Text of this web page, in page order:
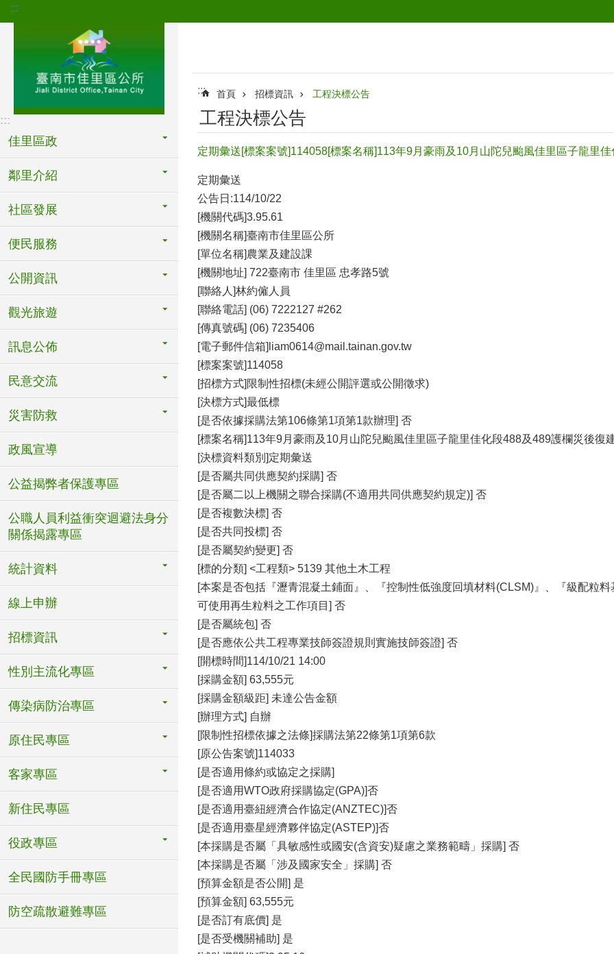
跳到主要內容區塊
:::
:::
佳里區政
鄰里介紹
社區發展
便民服務
公開資訊
觀光旅遊
訊息公佈
民意交流
災害防救
政風宣導
公益揭弊者保護專區
公職人員利益衝突迴避法身分
關係揭露專區
統計資料
線上申辦
招標資訊
性別主流化專區
傳染病防治專區
原住民專區
客家專區
新住民專區
役政專區
全民國防手冊專區
防空疏散避難專區
::: 首頁 招標資訊 工程決標公告
工程決標公告
定期彙送[標案案號]114058[標案名稱]113年9月豪雨及10月山陀兒颱風佳里區子龍里
定期彙送
公告日:114/10/22
[機關代碼]3.95.61
[機關名稱]臺南市佳里區公所
[單位名稱]農業及建設課
[機關地址] 722臺南市 佳里區 忠孝路5號
[聯絡人]林約僱人員
[聯絡電話] (06) 7222127 #262
[傳真號碼] (06) 7235406
[電子郵件信箱]liam0614@mail.tainan.gov.tw
[標案案號]114058
[招標方式]限制性招標(未經公開評選或公開徵求)
[決標方式]最低標
[是否依據採購法第106條第1項第1款辦理] 否
[標案名稱]113年9月豪雨及10月山陀兒颱風佳里區子龍里佳化段488及489護欄災後復
[決標資料類別]定期彙送
[是否屬共同供應契約採購] 否
[是否屬二以上機關之聯合採購(不適用共同供應契約規定)] 否
[是否複數決標] 否
[是否共同投標] 否
[是否屬契約變更] 否
[標的分類] <工程類> 5139 其他土木工程
[本案是否包括『瀝青混凝土鋪面』、『控制性低強度回填材料(CLSM)』、『級配粒
可使用再生粒料之工作項目] 否
[是否屬統包] 否
[是否應依公共工程專業技師簽證規則實施技師簽證] 否
[開標時間]114/10/21 14:00
[採購金額] 63,555元
[採購金額級距] 未達公告金額
[辦理方式] 自辦
[限制性招標依據之法條]採購法第22條第1項第6款
[原公告案號]114033
[是否適用條約或協定之採購]
[是否適用WTO政府採購協定(GPA)]否
[是否適用臺紐經濟合作協定(ANZTEC)]否
[是否適用臺星經濟夥伴協定(ASTEP)]否
[本採購是否屬「具敏感性或國安(含資安)疑慮之業務範疇」採購] 否
[本採購是否屬「涉及國家安全」採購] 否
[預算金額是否公開] 是
[預算金額] 63,555元
[是否訂有底價] 是
[是否受機關補助] 是